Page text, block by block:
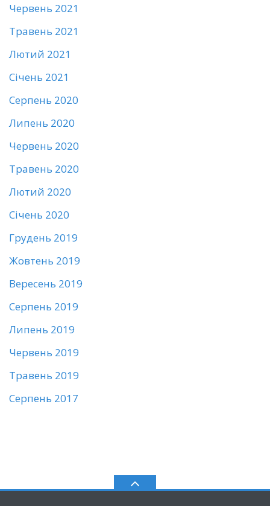
Червень 2021
Травень 2021
Лютий 2021
Січень 2021
Серпень 2020
Липень 2020
Червень 2020
Травень 2020
Лютий 2020
Січень 2020
Грудень 2019
Жовтень 2019
Вересень 2019
Серпень 2019
Липень 2019
Червень 2019
Травень 2019
Серпень 2017